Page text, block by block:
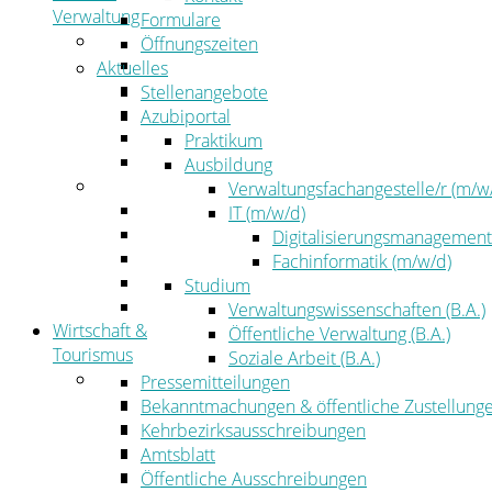
Verwaltung
Politik
Kreistag
Kreistagsinformationssystem
Bürgerinformationssystem
Wahlen
Leitbild
Der Landrat
Kommunalaufsicht
Zahlen, Daten, Fakten
Wirtschaft &
Tourismus
Wirtschaft
Wirtschaftsförderung
Gewerbeflächen und Unternehmen
Arbeitgeberservice
Mobilfunk & Breitband
Formulare
Öffnungszeiten
Aktuelles
Stellenangebote
Azubiportal
Praktikum
Ausbildung
Verwaltungsfachangestelle/r (m/
IT (m/w/d)
Fachinformatik (m/w/d)
Studium
Verwaltungswissenschaften (B.A.)
Öffentliche Verwaltung (B.A.)
Soziale Arbeit (B.A.)
Pressemitteilungen
Bekanntmachungen & öffentliche
Kehrbezirksausschreibungen
Amtsblatt
Öffentliche Ausschreibungen